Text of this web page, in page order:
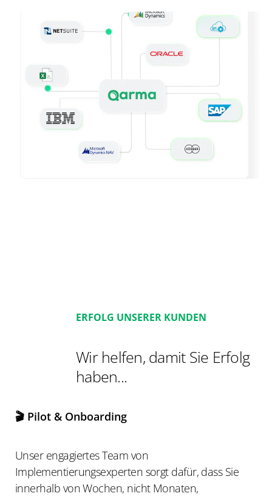
ERFOLG UNSERER KUNDEN
Wir helfen, damit Sie Erfolg
haben...
🎬 Pilot & Onboarding
Unser engagiertes Team von
Implementierungsexperten sorgt dafür, dass Sie
innerhalb von Wochen, nicht Monaten,